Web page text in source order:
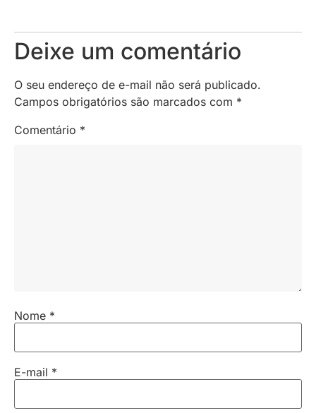
Deixe um comentário
O seu endereço de e-mail não será publicado.
Campos obrigatórios são marcados com *
Comentário *
Nome *
E-mail *